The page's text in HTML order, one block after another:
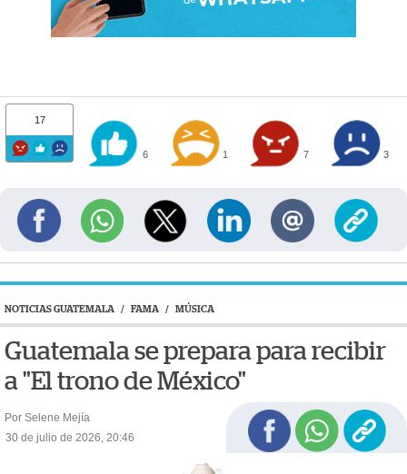
17
6 1 7 3
NOTICIAS GUATEMALA / FAMA / MÚSICA
Guatemala se prepara para recibir
a "El trono de México"
Por Selene Mejía
30 de julio de 2026, 20:46